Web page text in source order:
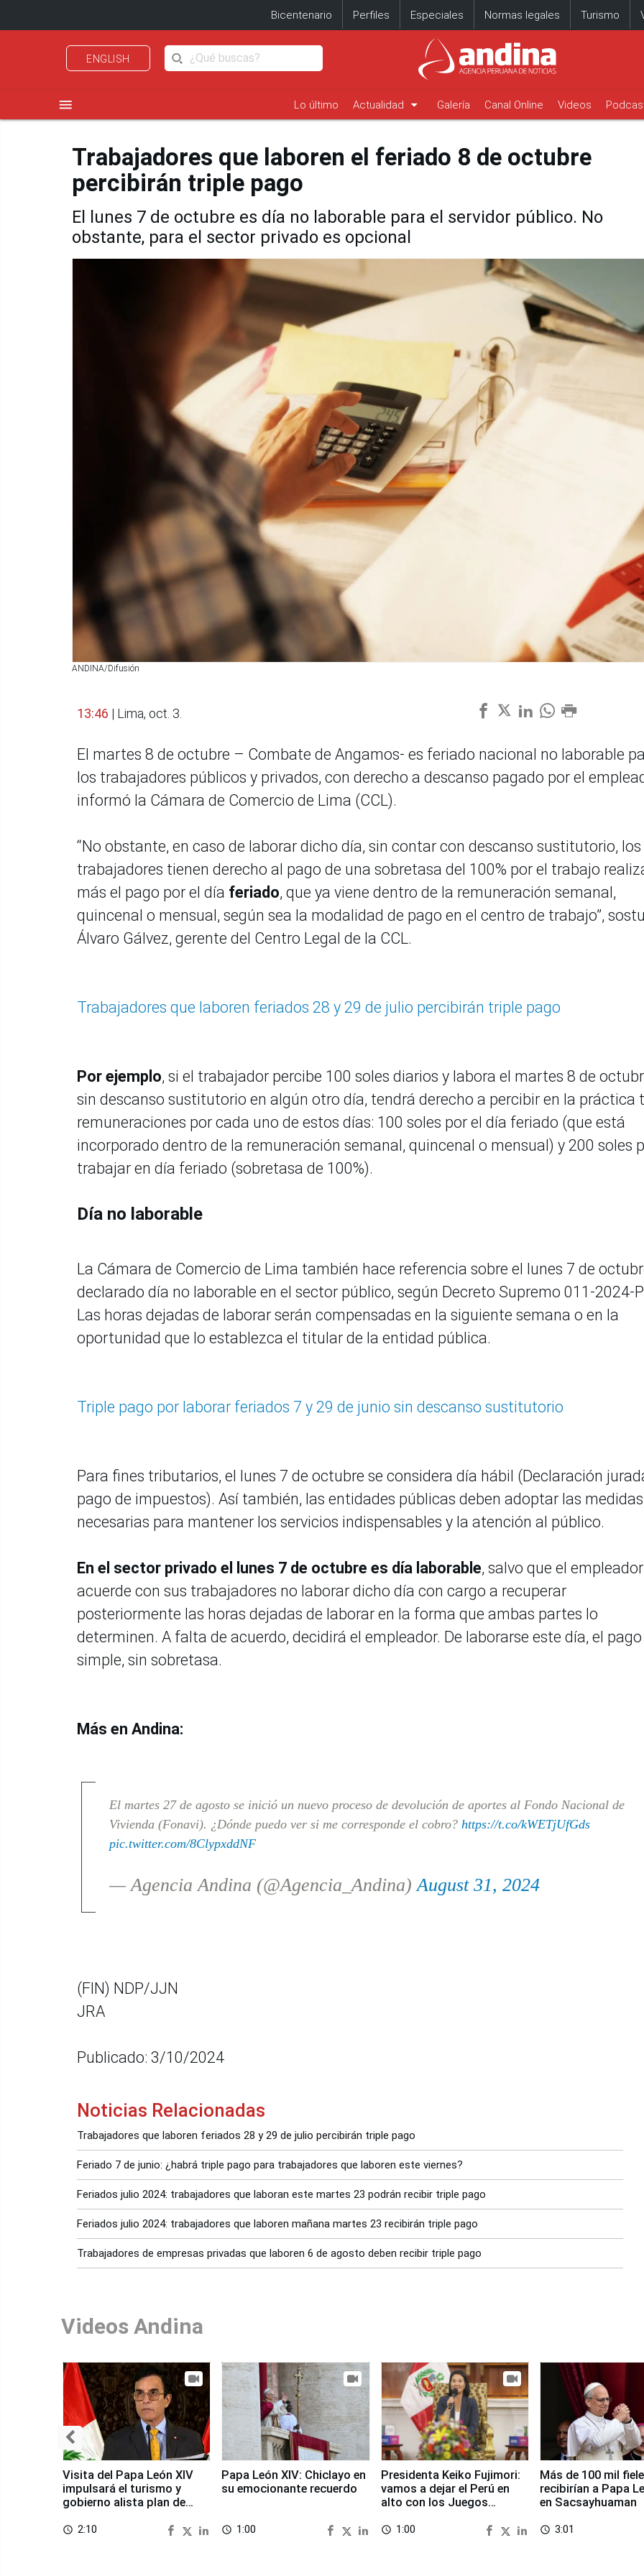
Bicentenario Perfiles Especiales Normas legales Turismo
ENGLISH
menu Lo último Actualidad arrow_drop_down Galería Canal Online Videos
Trabajadores que laboren el feriado 8 de octubre
percibirán triple pago
El lunes 7 de octubre es día no laborable para el servidor público. No
obstante, para el sector privado es opcional
ANDINA/Difusión
13:46 | Lima, oct. 3.
El martes 8 de octubre – Combate de Angamos- es feriado nacional no laborable
los trabajadores públicos y privados, con derecho a descanso pagado por el
informó la Cámara de Comercio de Lima (CCL).
“No obstante, en caso de laborar dicho día, sin contar con descanso sustitutorio, los
trabajadores tienen derecho al pago de una sobretasa del 100% por el trabajo
más el pago por el día feriado, que ya viene dentro de la remuneración semanal,
quincenal o mensual, según sea la modalidad de pago en el centro de trabajo”,
Álvaro Gálvez, gerente del Centro Legal de la CCL.
Trabajadores que laboren feriados 28 y 29 de julio percibirán triple pago
Por ejemplo, si el trabajador percibe 100 soles diarios y labora el martes 8 de
sin descanso sustitutorio en algún otro día, tendrá derecho a percibir en la práctica
remuneraciones por cada uno de estos días: 100 soles por el día feriado (que está
incorporado dentro de la remuneración semanal, quincenal o mensual) y 200 soles
trabajar en día feriado (sobretasa de 100%).
Día no laborable
La Cámara de Comercio de Lima también hace referencia sobre el lunes 7 de
declarado día no laborable en el sector público, según Decreto Supremo 011-2024-
Las horas dejadas de laborar serán compensadas en la siguiente semana o en la
oportunidad que lo establezca el titular de la entidad pública.
Triple pago por laborar feriados 7 y 29 de junio sin descanso sustitutorio
Para fines tributarios, el lunes 7 de octubre se considera día hábil (Declaración
pago de impuestos). Así también, las entidades públicas deben adoptar las medidas
necesarias para mantener los servicios indispensables y la atención al público.
En el sector privado el lunes 7 de octubre es día laborable, salvo que el empleador
acuerde con sus trabajadores no laborar dicho día con cargo a recuperar
posteriormente las horas dejadas de laborar en la forma que ambas partes lo
determinen. A falta de acuerdo, decidirá el empleador. De laborarse este día, el pago
simple, sin sobretasa.
Más en Andina:
El martes 27 de agosto se inició un nuevo proceso de devolución de aportes al Fondo Nacional de
Vivienda (Fonavi). ¿Dónde puedo ver si me corresponde el cobro? https://t.co/kWETjUfGds
pic.twitter.com/8ClypxddNF
— Agencia Andina (@Agencia_Andina)August 31, 2024
(FIN) NDP/JJN
JRA
Publicado: 3/10/2024
Noticias Relacionadas
Trabajadores que laboren feriados 28 y 29 de julio percibirán triple pago
Feriado 7 de junio: ¿habrá triple pago para trabajadores que laboren este viernes?
Feriados julio 2024: trabajadores que laboran este martes 23 podrán recibir triple pago
Feriados julio 2024: trabajadores que laboren mañana martes 23 recibirán triple pago
Trabajadores de empresas privadas que laboren 6 de agosto deben recibir triple pago
Videos Andina
Visita del Papa León XIV
impulsará el turismo y
gobierno alista plan de
access_time 2:10
Papa León XIV: Chiclayo en
su emocionante recuerdo
access_time 1:00
Presidenta Keiko Fujimori:
vamos a dejar el Perú en
alto con los Juegos
access_time 1:00
Más de 100 mil
recibirían a Papa
en Sacsayhuaman
access_time 3:01